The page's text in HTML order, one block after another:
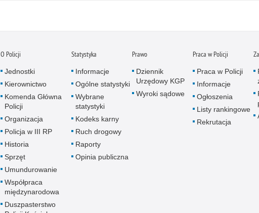
O Policji
Jednostki
Kierownictwo
Komenda Główna
Policji
Organizacja
Policja w III RP
Historia
Sprzęt
Umundurowanie
Współpraca
międzynarodowa
Duszpasterstwo
Statystyka
Informacje
Ogólne statystyki
Wybrane
statystyki
Kodeks karny
Ruch drogowy
Raporty
Opinia publiczna
Prawo
Dziennik
Urzędowy KGP
Wyroki sądowe
Praca w Policji
Praca w Policji
Informacje
Ogłoszenia
Listy rankingowe
Rekrutacja